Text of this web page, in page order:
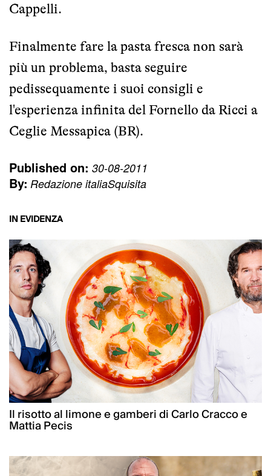
Cappelli.
Finalmente fare la pasta fresca non sarà
più un problema, basta seguire
pedissequamente i suoi consigli e
l'esperienza infinita del Fornello da Ricci a
Ceglie Messapica (BR).
Published on: 30-08-2011
By: Redazione italiaSquisita
IN EVIDENZA
Il risotto al limone e gamberi di Carlo Cracco e
Mattia Pecis